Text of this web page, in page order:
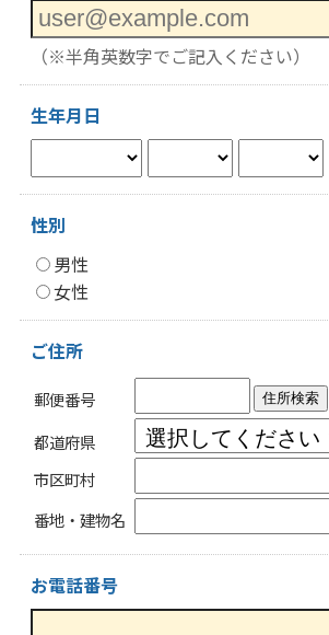
（※半角英数字でご記入ください）
生年月日
性別
男性
女性
ご住所
郵便番号 住所検索
都道府県
市区町村
番地・建物名
お電話番号